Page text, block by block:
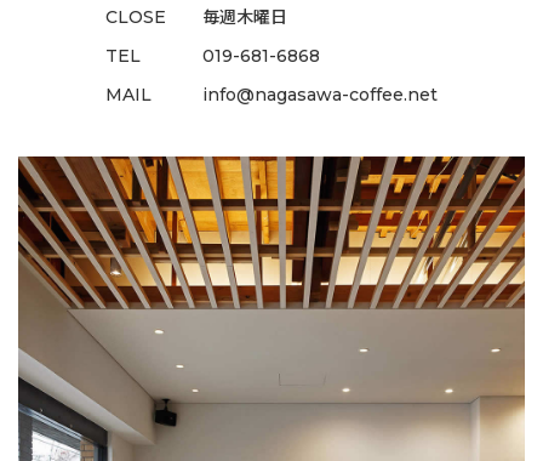
CLOSE
毎週木曜日
TEL
019-681-6868
MAIL
info@nagasawa-coffee.net